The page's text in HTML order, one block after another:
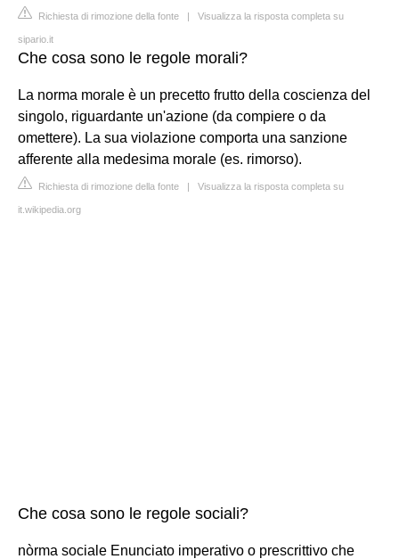
Richiesta di rimozione della fonte | Visualizza la risposta completa su
sipario.it
Che cosa sono le regole morali?
La norma morale è un precetto frutto della coscienza del
singolo, riguardante un'azione (da compiere o da
omettere). La sua violazione comporta una sanzione
afferente alla medesima morale (es. rimorso).
Richiesta di rimozione della fonte | Visualizza la risposta completa su
it.wikipedia.org
Che cosa sono le regole sociali?
nòrma sociale Enunciato imperativo o prescrittivo che